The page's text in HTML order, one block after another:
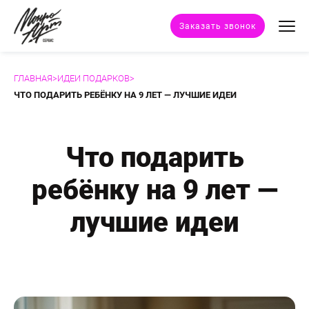
Заказать звонок
Техники портрета
Дополнительные услуги
Наши работы
ГЛАВНАЯ>ИДЕИ ПОДАРКОВ>
ЧТО ПОДАРИТЬ РЕБЁНКУ НА 9 ЛЕТ — ЛУЧШИЕ ИДЕИ
Что подарить
ребёнку на 9 лет —
лучшие идеи